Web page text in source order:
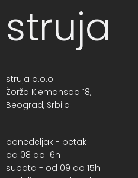
struja
struja d.o.o.
Žorža Klemansoa 18,
Beograd, Srbija
ponedeljak - petak
od 08 do 16h
subota - od 09 do 15h